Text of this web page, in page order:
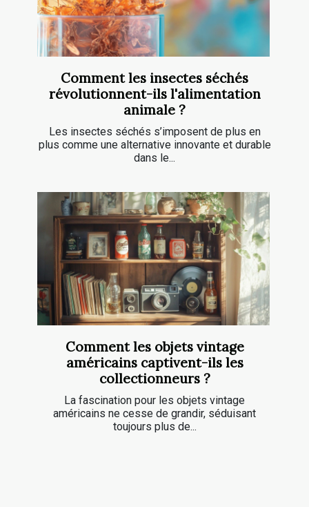
Comment les insectes séchés
révolutionnent-ils l'alimentation
animale ?
Les insectes séchés s’imposent de plus en
plus comme une alternative innovante et durable
dans le...
Comment les objets vintage
américains captivent-ils les
collectionneurs ?
La fascination pour les objets vintage
américains ne cesse de grandir, séduisant
toujours plus de...